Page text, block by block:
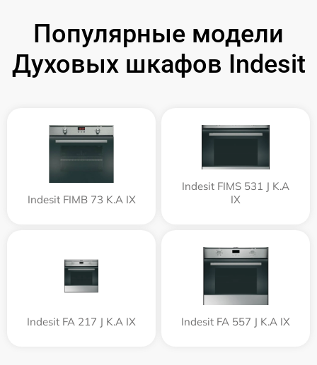
Популярные модели
Духовых шкафов Indesit
Indesit FIMB 73 K.A IX
Indesit FIMS 531 J K.A
IX
Indesit FA 217 J K.A IX Indesit FA 557 J K.A IX